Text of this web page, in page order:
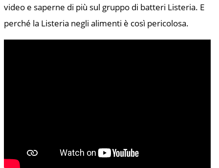
video e saperne di più sul gruppo di batteri Listeria. E
perché la Listeria negli alimenti è così pericolosa.